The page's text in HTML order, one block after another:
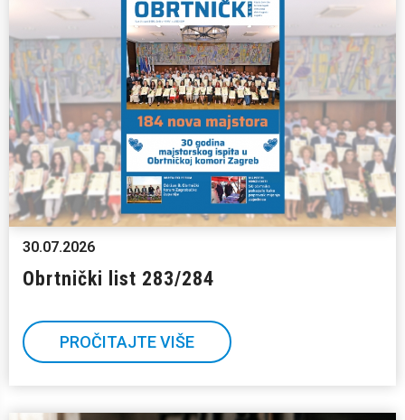
30.07.2026
Obrtnički list 283/284
PROČITAJTE VIŠE